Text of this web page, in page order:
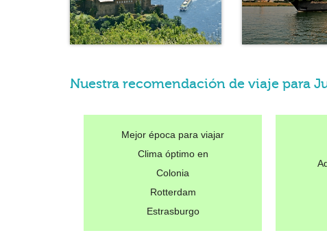
Nuestra recomendación de viaje para
Mejor época para viajar
Clima óptimo en
Colonia
Rotterdam
Estrasburgo